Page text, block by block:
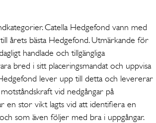
Catella Hedgefond vann med
årets bästa Hedgefond. Utmärkande för
handlade och tillgängliga
bred i sitt placeringsmandat och uppvisa
lever upp till detta och levererar
vid nedgångar på
en stor vikt lagts vid att identifiera en
som även följer med bra i uppgångar.